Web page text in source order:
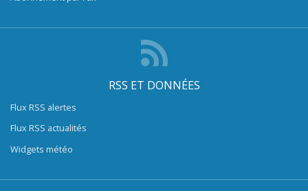
RSS ET DONNÉES
Flux RSS alertes
Flux RSS actualités
Widgets météo